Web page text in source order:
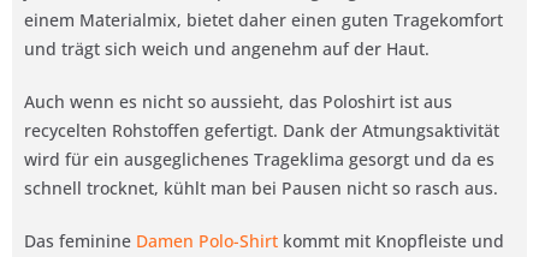
einem Materialmix, bietet daher einen guten Tragekomfort
und trägt sich weich und angenehm auf der Haut.
Auch wenn es nicht so aussieht, das Poloshirt ist aus
recycelten Rohstoffen gefertigt. Dank der Atmungsaktivität
wird für ein ausgeglichenes Trageklima gesorgt und da es
schnell trocknet, kühlt man bei Pausen nicht so rasch aus.
Das feminine Damen Polo-Shirt kommt mit Knopfleiste und